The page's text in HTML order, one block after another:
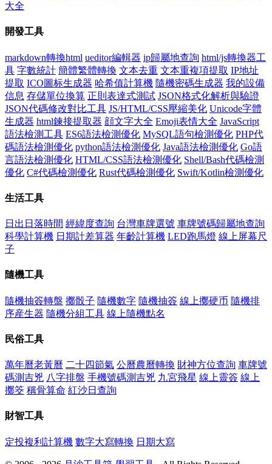
大全
開發工具
markdown轉換html ueditor編輯器 ip歸屬地查詢 html/js轉換器工
具 字數統計 簡體繁體轉換 文本去重 文本重複項提取 IP地址
提取 ICO圖标生成器 哈希值計算機 隨機密碼生成器 我的設備
信息 存儲單位換算 正則表達式測試 JSON格式化解析與驗證
JSON代碼修改對比工具 JS/HTML/CSS壓縮美化 Unicode字體
生成器 html鍊接提取器 顔文字大全 Emoji表情大全 JavaScript
語法檢測工具 ES6語法檢測優化 MySQL語句檢測優化 PHP代
碼語法檢測優化 python語法檢測優化 Java語法檢測優化 Go語
言語法檢測優化 HTML/CSS語法檢測優化 Shell/Bash代碼檢測
優化 C#代碼檢測優化 Rust代碼檢測優化 Swift/Kotlin檢測優化
生活工具
日出日落時間 經緯度查詢 台灣車牌選號 車牌號碼歸屬地查詢
科學計算機 日期計差算器 年齡計算機 LED跑馬燈 線上屏幕尺
子
隨機工具
隨機抽簽轉盤 擲骰子 隨機數字 隨機抽簽 線上擲硬币 隨機排
序産生器 隨機分組工具 線上隨機點名
民俗工具
萬年曆老黃曆 二十四節氣 公曆農曆轉換 財神方位查詢 車牌號
碼測吉兇 八字排盤 手機號碼測吉兇 九宮飛星 線上靈簽 線上
擲筊 稱骨算命 紅沙日查詢
財智工具
定投複利計算機 數字大寫轉換 日期大寫